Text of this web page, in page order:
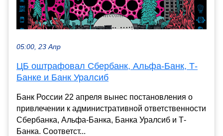
05:00, 23 Апр
ЦБ оштрафовал Сбербанк, Альфа-Банк, Т-
Банке и Банк Уралсиб
Банк России 22 апреля вынес постановления о
привлечении к административной ответственности
Сбербанка, Альфа-Банка, Банка Уралсиб и Т-
Банка. Соответст...